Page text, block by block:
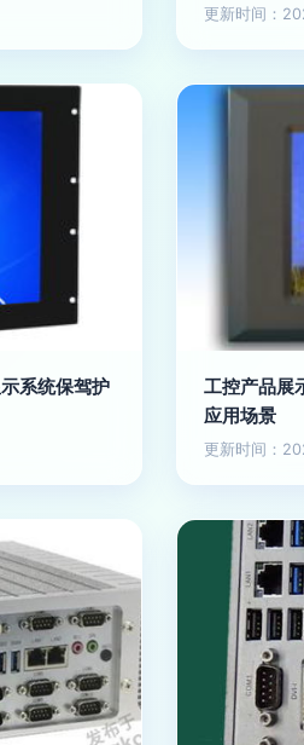
更新时间：
系统保驾护
工控产品展
应用场景
更新时间：